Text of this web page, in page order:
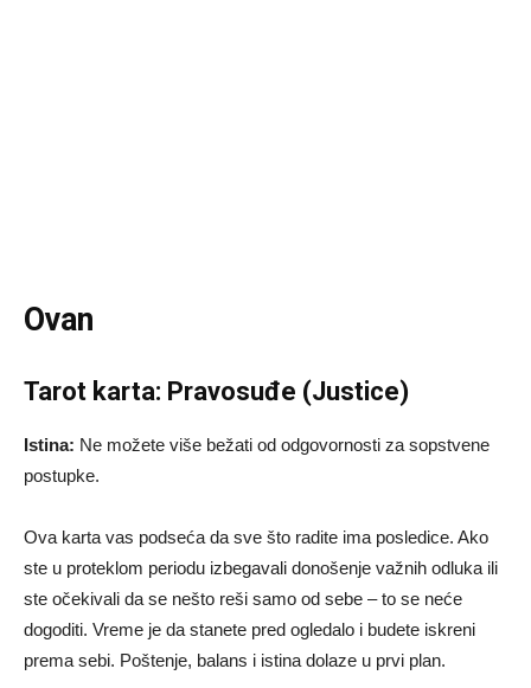
Ovan
Tarot karta: Pravosuđe (Justice)
Istina: Ne možete više bežati od odgovornosti za sopstvene
postupke.
Ova karta vas podseća da sve što radite ima posledice. Ako
ste u proteklom periodu izbegavali donošenje važnih odluka ili
ste očekivali da se nešto reši samo od sebe – to se neće
dogoditi. Vreme je da stanete pred ogledalo i budete iskreni
prema sebi. Poštenje, balans i istina dolaze u prvi plan.